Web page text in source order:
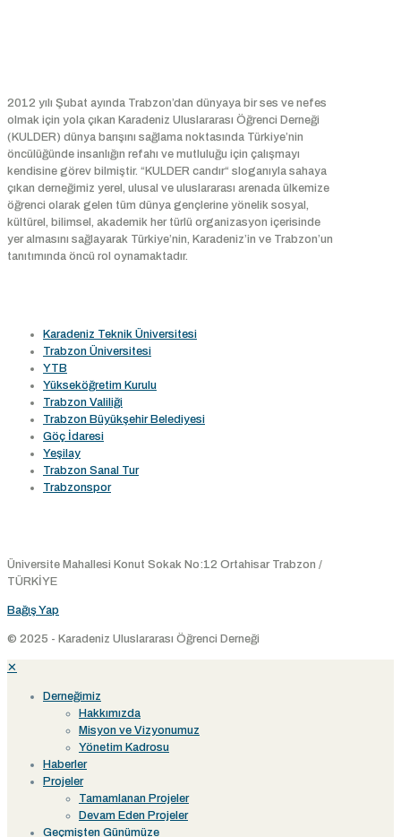
2012 yılı Şubat ayında Trabzon’dan dünyaya bir ses ve nefes
olmak için yola çıkan Karadeniz Uluslararası Öğrenci Derneği
(KULDER) dünya barışını sağlama noktasında Türkiye’nin
öncülüğünde insanlığın refahı ve mutluluğu için çalışmayı
kendisine görev bilmiştir. “KULDER candır“ sloganıyla sahaya
çıkan derneğimiz yerel, ulusal ve uluslararası arenada ülkemize
öğrenci olarak gelen tüm dünya gençlerine yönelik sosyal,
kültürel, bilimsel, akademik her türlü organizasyon içerisinde
yer almasını sağlayarak Türkiye’nin, Karadeniz’in ve Trabzon’un
tanıtımında öncü rol oynamaktadır.
Karadeniz Teknik Üniversitesi
Trabzon Üniversitesi
YTB
Yükseköğretim Kurulu
Trabzon Valiliği
Trabzon Büyükşehir Belediyesi
Göç İdaresi
Yeşilay
Trabzon Sanal Tur
Trabzonspor
Üniversite Mahallesi Konut Sokak No:12 Ortahisar Trabzon /
TÜRKİYE
Bağış Yap
© 2025 - Karadeniz Uluslararası Öğrenci Derneği
✕
Derneğimiz
Hakkımızda
Misyon ve Vizyonumuz
Yönetim Kadrosu
Haberler
Projeler
Tamamlanan Projeler
Devam Eden Projeler
Geçmişten Günümüze